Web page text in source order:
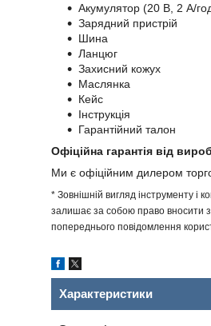
Акумулятор (20 В, 2 А/
Зарядний пристрій
Шина
Ланцюг
Захисний кожух
Маслянка
Кейс
Інструкція
Гарантійний талон
Офіційна гарантія від
Ми є офіційним дилером
* Зовнішній вигляд інструменту і
залишає за собою право вносити
попереднього повідомлення
Характеристики